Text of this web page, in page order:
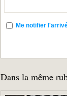
Me notifier
Dans la même